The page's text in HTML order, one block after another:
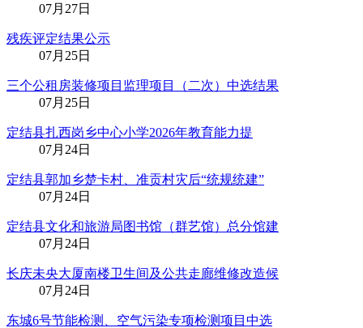
07月27日
残疾评定结果公示
07月25日
三个公租房装修项目监理项目（二次）中选结果
07月25日
定结县扎西岗乡中心小学2026年教育能力提
07月24日
定结县郭加乡楚卡村、准贡村灾后“统规统建”
07月24日
定结县文化和旅游局图书馆（群艺馆）总分馆建
07月24日
长庆未央大厦南楼卫生间及公共走廊维修改造候
07月24日
东城6号节能检测、空气污染专项检测项目中选